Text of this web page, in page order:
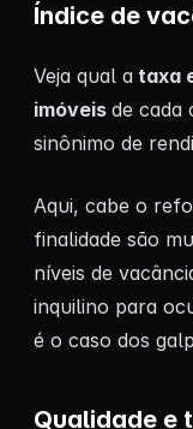
Índice de
Veja qual a taxa
imóveis de cada
sinônimo de
Aqui, cabe o
finalidade são
níveis de
inquilino para
é o caso dos
Qualidade e